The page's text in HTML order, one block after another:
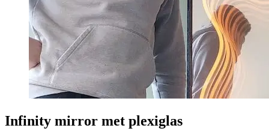
Infinity mirror met plexiglas